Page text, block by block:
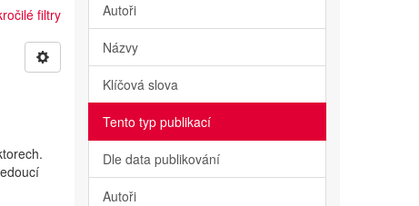
filtry Autoři
Názvy
Klíčová slova
Tento typ publikací
Dle data publikování
Autoři